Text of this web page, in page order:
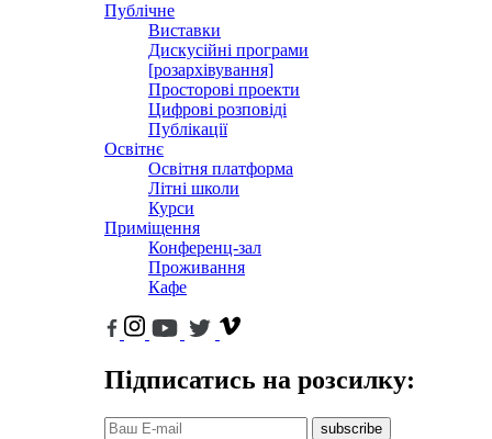
Публічне
Виставки
Дискусійні програми
[розархівування]
Просторові проекти
Цифрові розповіді
Публікації
Освітнє
Освітня платформа
Літні школи
Курси
Приміщення
Конференц-зал
Проживання
Кафе
Підписатись на розсилку:
subscribe